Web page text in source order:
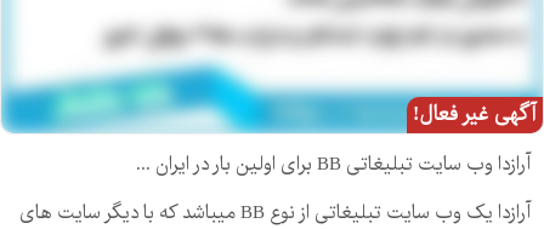
آگهی غیر فعال!
آرازدا وب سایت تبلیغاتی BB برای اولین بار در ایران ...
آرازدا یک وب سایت تبلیغاتی از نوع BB میباشد که با دیگر سایت های